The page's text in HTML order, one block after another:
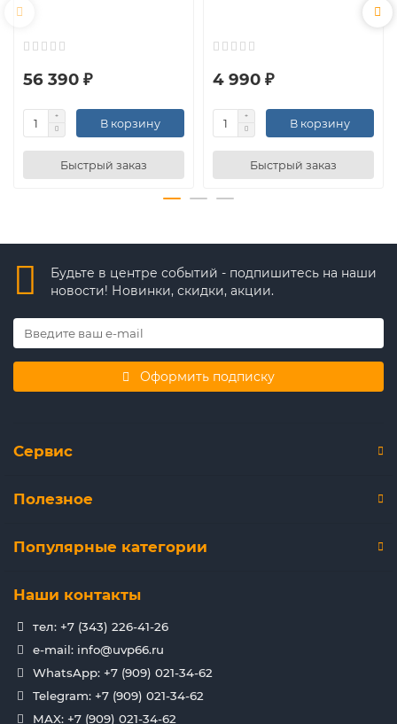
56 390 ₽
В корзину
Быстрый заказ
4 990 ₽
В корзину
Быстрый заказ
Будьте в центре событий - подпишитесь на наши
новости! Новинки, скидки, акции.
Оформить подписку
Сервис
Полезное
Популярные категории
Наши контакты
тел: +7 (343) 226-41-26
e-mail: info@uvp66.ru
WhatsApp: +7 (909) 021-34-62
Telegram: +7 (909) 021-34-62
MAX: +7 (909) 021-34-62